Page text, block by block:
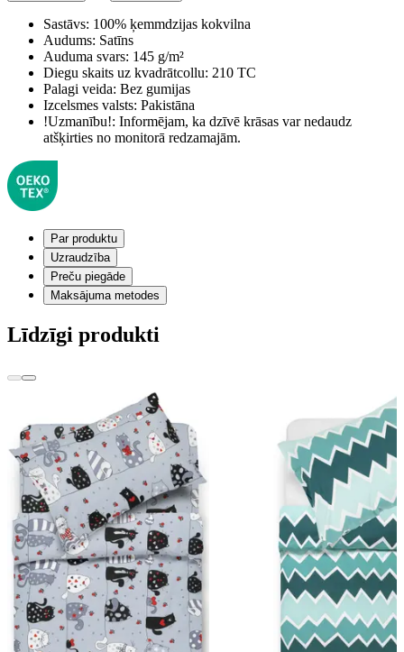
Sastāvs: 100% ķemmdzijas kokvilna
Audums: Satīns
Auduma svars: 145 g/m²
Diegu skaits uz kvadrātcollu: 210 TC
Palagi veida: Bez gumijas
Izcelsmes valsts: Pakistāna
!Uzmanību!: Informējam, ka dzīvē krāsas var nedaudz
atšķirties no monitorā redzamajām.
Par produktu
Uzraudzība
Preču piegāde
Maksājuma metodes
Līdzīgi produkti